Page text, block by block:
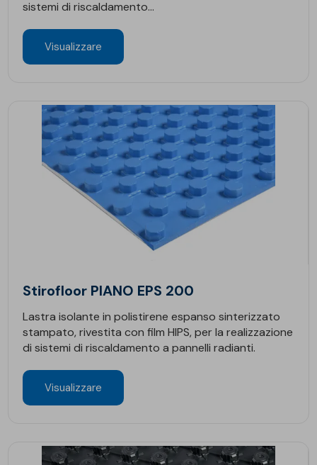
sistemi di riscaldamento...
Visualizzare
Stirofloor PIANO EPS 200
Lastra isolante in polistirene espanso sinterizzato
stampato, rivestita con film HIPS, per la realizzazione
di sistemi di riscaldamento a pannelli radianti.
Visualizzare